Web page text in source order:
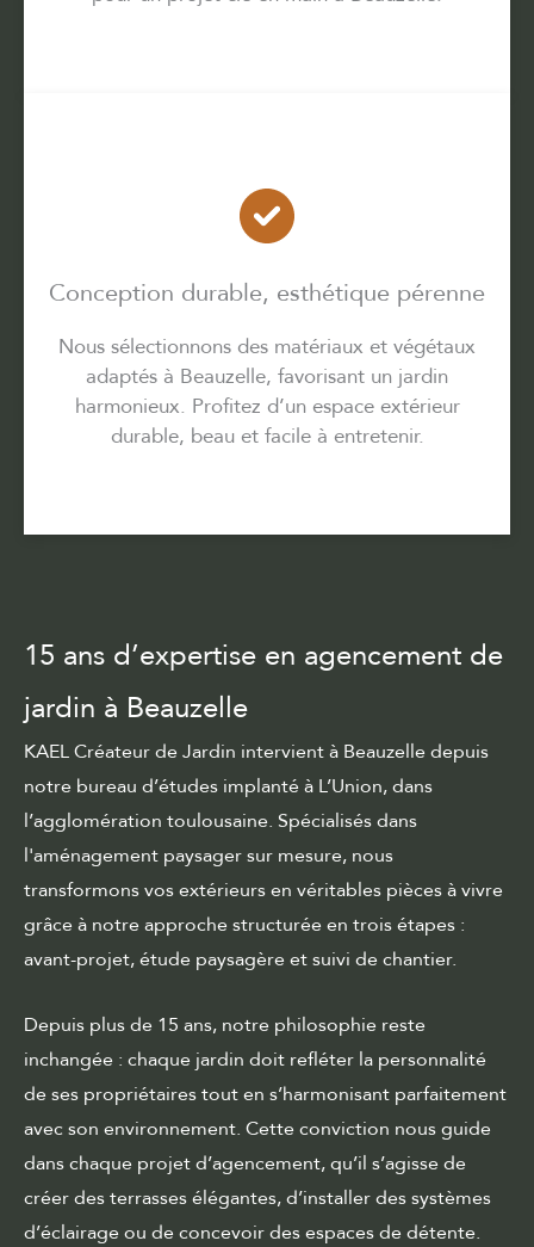
Conception durable, esthétique pérenne
Nous sélectionnons des matériaux et végétaux
adaptés à Beauzelle, favorisant un jardin
harmonieux. Profitez d’un espace extérieur
durable, beau et facile à entretenir.
15 ans d’expertise en agencement de
jardin à Beauzelle
KAEL Créateur de Jardin intervient à Beauzelle depuis
notre bureau d’études implanté à L’Union, dans
l’agglomération toulousaine. Spécialisés dans
l'aménagement paysager sur mesure, nous
transformons vos extérieurs en véritables pièces à vivre
grâce à notreapproche structurée en trois étapes :
avant-projet, étude paysagère et suivi de chantier.
Depuis plus de 15 ans, notre philosophie reste
inchangée : chaque jardin doit refléter la personnalité
de ses propriétaires tout en s’harmonisant parfaitement
avec son environnement. Cette conviction nous guide
dans chaque projet d’agencement, qu’il s’agisse de
créer des terrasses élégantes, d’installer des systèmes
d’éclairage ou de concevoir des espaces de détente.